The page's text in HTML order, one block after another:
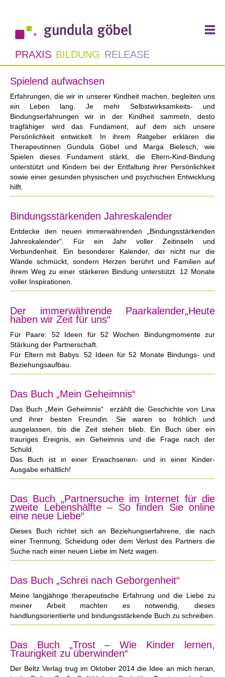
PRAXIS BILDUNG RELEASE
Spielend aufwachsen
Erfahrungen, die wir in unserer Kindheit machen, begleiten uns
ein Leben lang. Je mehr Selbstwirksamkeits- und
Bindungserfahrungen wir in der Kindheit sammeln, desto
tragfähiger wird das Fundament, auf dem sich unsere
Persönlichkeit entwickelt. In ihrem Ratgeber erklären die
Therapeutinnen Gundula Göbel und Marga Bielesch, wie
Spielen dieses Fundament stärkt, die Eltern-Kind-Bindung
unterstützt und Kindern bei der Entfaltung ihrer Persönlichkeit
sowie einer gesunden physischen und psychischen Entwicklung
hilft.
Bindungsstärkenden Jahreskalender
Entdecke den neuen immerwährenden „Bindungsstärkenden
Jahreskalender“. Für ein Jahr voller Zeitinseln und
Verbundenheit. Ein besonderer Kalender, der nicht nur die
Wände schmückt, sondern Herzen berührt und Familien auf
ihrem Weg zu einer stärkeren Bindung unterstützt. 12 Monate
voller Inspirationen.
Der immerwährende Paarkalender„Heute
haben wir Zeit für uns“
Für Paare: 52 Ideen für 52 Wochen Bindungmomente zur
Stärkung der Partnerschaft.
Für Eltern mit Babys: 52 Ideen für 52 Monate Bindungs- und
Beziehungsaufbau.
Das Buch „Mein Geheimnis“
Das Buch „Mein Geheimnis“ erzählt die Geschichte von Lina
und ihrer besten Freundin. Sie waren so fröhlich und
ausgelassen, bis die Zeit stehen blieb. Ein Buch über ein
trauriges Ereignis, ein Geheimnis und die Frage nach der
Schuld.
Das Buch ist in einer Erwachsenen- und in einer Kinder-
Ausgabe erhältlich!
Das Buch „Partnersuche im Internet für die
zweite Lebenshälfte – So finden Sie online
eine neue Liebe“
Dieses Buch richtet sich an Beziehungserfahrene, die nach
einer Trennung, Scheidung oder dem Verlust des Partners die
Suche nach einer neuen Liebe im Netz wagen.
Das Buch „Schrei nach Geborgenheit“
Meine langjährige therapeutische Erfahrung und die Liebe zu
meiner Arbeit machten es notwendig, dieses
handlungsorientierte und bindungsstärkende Buch zu schreiben.
Das Buch „Trost – Wie Kinder lernen,
Traurigkeit zu überwinden“
Der Beltz Verlag trug im Oktober 2014 die Idee an mich heran,